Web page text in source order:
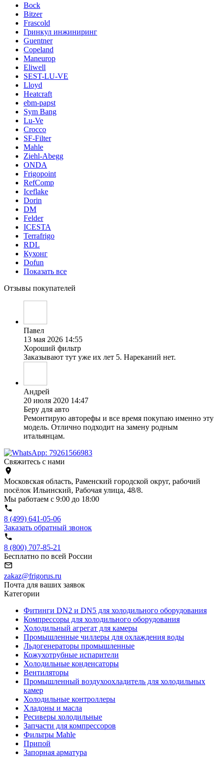
Bock
Bitzer
Frascold
Гринкул инжиниринг
Guentner
Copeland
Maneurop
Eliwell
SEST-LU-VE
Lloyd
Heatcraft
ebm-papst
Sym Bang
Lu-Ve
Crocco
SF-Filter
Mahle
Ziehl-Abegg
ONDA
Frigopoint
RefComp
Iceflake
Dorin
DM
Felder
ICESTA
Terrafrigo
RDL
Кухонг
Dofun
Показать все
Отзывы покупателей
Павел
13 мая 2026 14:55
Хороший фильтр
Заказывают тут уже их лет 5. Нареканий нет.
Андрей
20 июля 2020 14:47
Беру для авто
Ремонтирую авторефы и все время покупаю именно эту
модель. Отлично подходит на замену родным
итальянцам.
Свяжитесь с нами
Московская область, Раменский городской округ, рабочий
посёлок Ильинский, Рабочая улица, 48/8.
Мы работаем с 9:00 до 18:00
8 (499) 641-05-06
Заказать обратный звонок
8 (800) 707-85-21
Бесплатно по всей России
zakaz@frigorus.ru
Почта для ваших заявок
Категории
Фитинги DN2 и DN5 для холодильного оборудования
Компрессоры для холодильного оборудования
Холодильный агрегат для камеры
Промышленные чиллеры для охлаждения воды
Льдогенераторы промышленные
Кожухотрубные испарители
Холодильные конденсаторы
Вентиляторы
Промышленный воздухоохладитель для холодильных
камер
Холодильные контроллеры
Хладоны и масла
Ресиверы холодильные
Запчасти для компрессоров
Фильтры Mahle
Припой
Запорная арматура